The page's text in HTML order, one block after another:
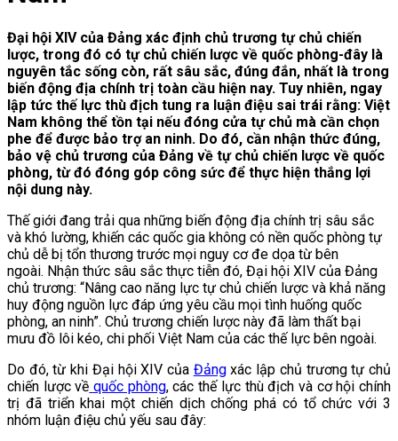
Đại hội XIV của Đảng xác định chủ trương tự chủ chiến
lược, trong đó có tự chủ chiến lược về quốc phòng-đây là
nguyên tắc sống còn, rất sâu sắc, đúng đắn, nhất là trong
biến động địa chính trị toàn cầu hiện nay. Tuy nhiên, ngay
lập tức thế lực thù địch tung ra luận điệu sai trái rằng: Việt
Nam không thể tồn tại nếu đóng cửa tự chủ mà cần chọn
phe để được bảo trợ an ninh. Do đó, cần nhận thức đúng,
bảo vệ chủ trương của Đảng về tự chủ chiến lược về quốc
phòng, từ đó đóng góp công sức để thực hiện thắng lợi
nội dung này.
Thế giới đang trải qua những biến động địa chính trị sâu sắc
và khó lường, khiến các quốc gia không có nền quốc phòng tự
chủ dễ bị tổn thương trước mọi nguy cơ đe dọa từ bên
ngoài. Nhận thức sâu sắc thực tiễn đó, Đại hội XIV của Đảng
chủ trương: “Nâng cao năng lực tự chủ chiến lược và khả năng
huy động nguồn lực đáp ứng yêu cầu mọi tình huống quốc
phòng, an ninh”. Chủ trương chiến lược này đã làm thất bại
mưu đồ lôi kéo, chi phối Việt Nam của các thế lực bên ngoài.
Do đó, từ khi Đại hội XIV của Đảngxác lập chủ trương tự chủ
chiến lược về quốc phòng, các thế lực thù địch và cơ hội chính
trị đã triển khai một chiến dịch chống phá có tổ chức với 3
nhóm luận điệu chủ yếu sau đây: